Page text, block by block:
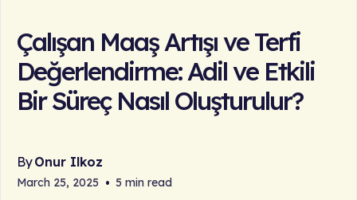
Çalışan Maaş Artışı ve Terfi
Değerlendirme: Adil ve Etkili
Bir Süreç Nasıl Oluşturulur?
ByOnur Ilkoz
March 25, 2025 • 5 min read